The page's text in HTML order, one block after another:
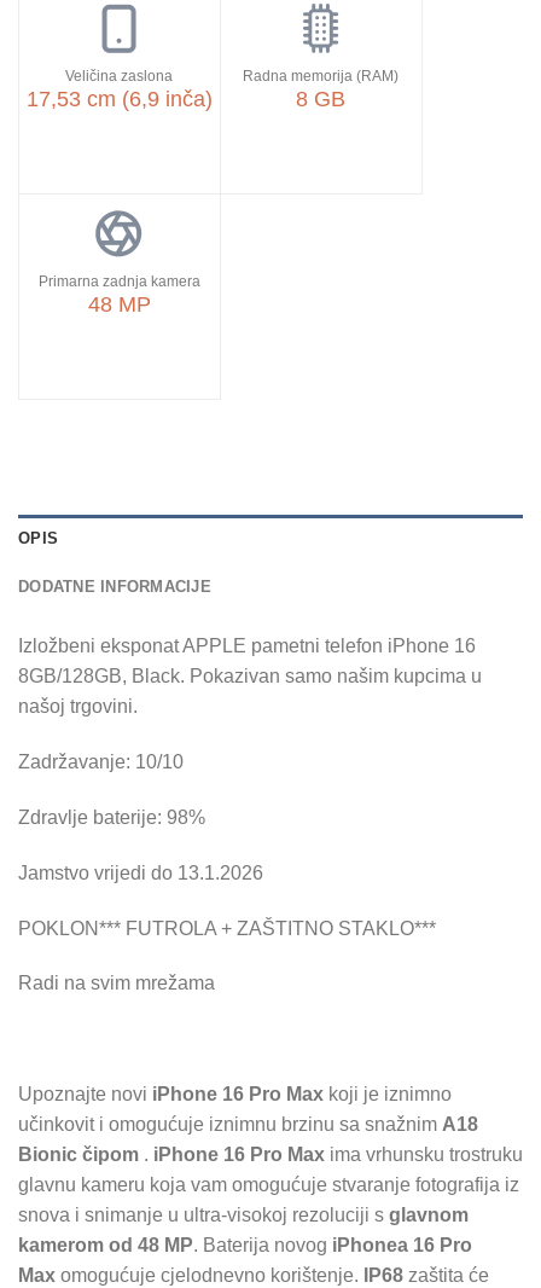
Veličina zaslona
17,53 cm (6,9 inča)
Radna memorija (RAM)
8 GB
Primarna zadnja kamera
48 MP
OPIS
DODATNE INFORMACIJE
Izložbeni eksponat APPLE pametni telefon iPhone 16
8GB/128GB, Black. Pokazivan samo našim kupcima u
našoj trgovini.
Zadržavanje: 10/10
Zdravlje baterije: 98%
Jamstvo vrijedi do 13.1.2026
POKLON*** FUTROLA + ZAŠTITNO STAKLO***
Radi na svim mrežama
Upoznajte novi iPhone 16 Pro Max koji je iznimno
učinkovit i omogućuje iznimnu brzinu sa snažnim A18
Bionic čipom . iPhone 16 Pro Max ima vrhunsku trostruku
glavnu kameru koja vam omogućuje stvaranje fotografija iz
snova i snimanje u ultra-visokoj rezoluciji s glavnom
kamerom od 48 MP. Baterija novog iPhonea 16 Pro
Max omogućuje cjelodnevno korištenje. IP68 zaštita će